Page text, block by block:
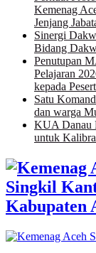
Kemenag
Jenjang
Sinergi
Bidang
Penutupan
Pelajaran
kepada
Satu
dan warga
KUA Danau
untuk
Singkil
Kabupaten